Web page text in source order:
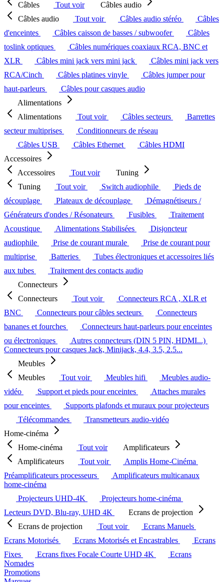
Câbles
Tout voir
Câbles audio
Câbles audio
Tout voir Câbles audio stéréo
Câbles
d'enceintes
Câbles caisson de basses / subwoofer
Câbles
toslink optiques
Câbles numériques coaxiaux RCA, BNC et
XLR
Câbles mini jack vers mini jack
Câbles mini jack vers
RCA/Cinch
Câbles platines vinyle
Câbles jumper pour
haut-parleurs
Câbles pour casques audio
Alimentations
Alimentations
Tout voir Câbles secteurs
Barrettes
secteur multiprises
Conditionneurs de réseau
Câbles USB
Câbles Ethernet
Câbles HDMI
Accessoires
Accessoires
Tout voir
Tuning
Tuning
Tout voir Switch audiophile
Pieds de
découplage
Plateaux de découplage
Démagnétiseurs /
Générateurs d'ondes / Résonateurs
Fusibles
Traitement
Acoustique
Alimentations Stabilisées
Disjoncteur
audiophile
Prise de courant murale
Prise de courant pour
multiprise
Batteries
Tubes électroniques et accessoires liés
aux tubes
Traitement des contacts audio
Connecteurs
Connecteurs
Tout voir
Connecteurs RCA , XLR et
BNC
Connecteurs pour câbles secteurs
Connecteurs
bananes et fourches
Connecteurs haut-parleurs pour enceintes
ou électroniques
Autres connecteurs (DIN 5 PIN, HDMI...)
Connecteurs pour casques Jack, Minijack, 4.4, 3.5, 2.5...
Meubles
Meubles
Tout voir Meubles hifi
Meubles audio-
vidéo
Support et pieds pour enceintes
Attaches murales
pour enceintes
Supports plafonds et muraux pour projecteurs
Télécommandes
Transmetteurs audio-vidéo
Home-cinéma
Home-cinéma
Tout voir
Amplificateurs
Amplificateurs
Tout voir
Amplis Home-Cinéma
Préamplificateurs processeurs
Amplificateurs multicanaux
home-cinéma
Projecteurs UHD-4K
Projecteurs home-cinéma
Lecteurs DVD, Blu-ray, UHD 4K
Ecrans de projection
Ecrans de projection
Tout voir
Ecrans Manuels
Ecrans Motorisés
Ecrans Motorisés et Encastrables
Ecrans
Fixes
Ecrans fixes Focale Courte UHD 4K
Ecrans
Nomades
Promotions